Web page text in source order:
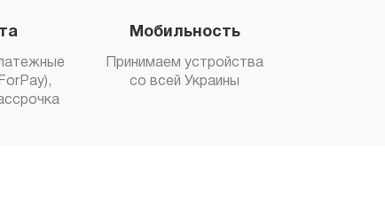
Мобильность
Принимаем устройства
со всей Украины